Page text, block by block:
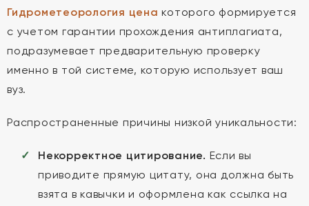
Гидрометеорология цена которого формируется
с учетом гарантии прохождения антиплагиата,
подразумевает предварительную проверку
именно в той системе, которую использует ваш
вуз.
Распространенные причины низкой уникальности:
Некорректное цитирование. Если вы
приводите прямую цитату, она должна быть
взята в кавычки и оформлена как ссылка на